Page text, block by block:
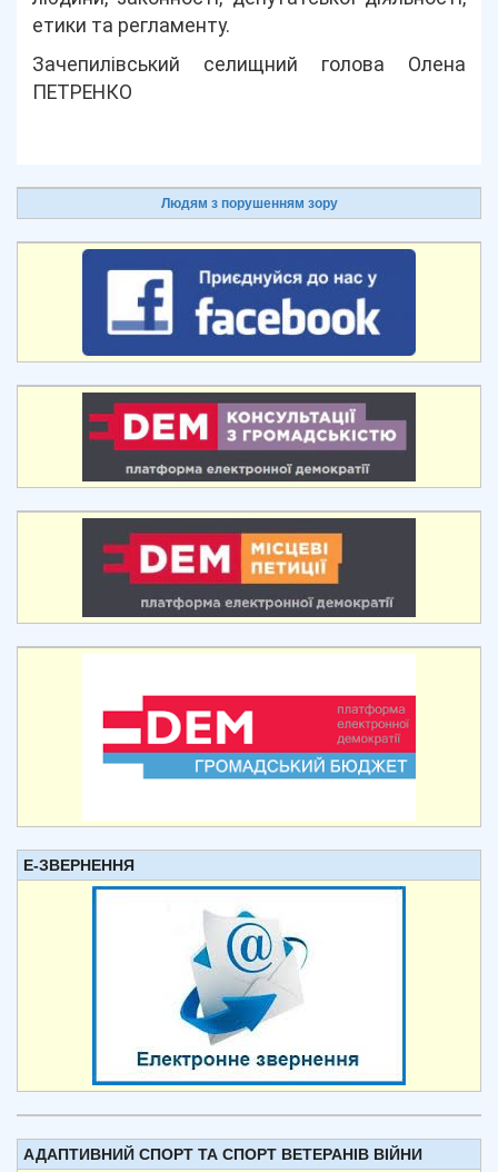
етики та регламенту.
Зачепилівський селищний голова Олена
ПЕТРЕНКО
Людям з порушенням зору
Е-ЗВЕРНЕННЯ
АДАПТИВНИЙ СПОРТ ТА СПОРТ ВЕТЕРАНІВ ВІЙНИ